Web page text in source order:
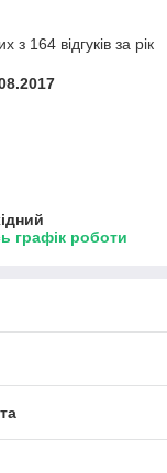
з 164 відгуків за рік
графік роботи